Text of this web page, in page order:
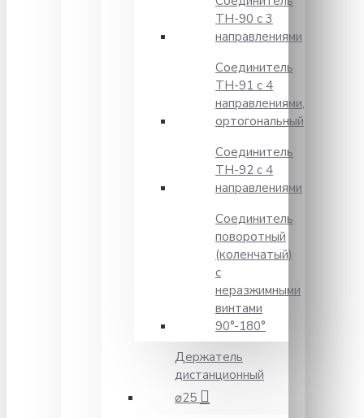
TH-90 с 3
направлениями
Соединитель
TH-91 с 4
направлениями,
ортогональный
Соединитель
TH-92 с 4
направлениями
Соединитель
поворотный
(коленчатый)
с
неразжимными
винтами
90°-180°
Держатель
дистанционный
⌀25